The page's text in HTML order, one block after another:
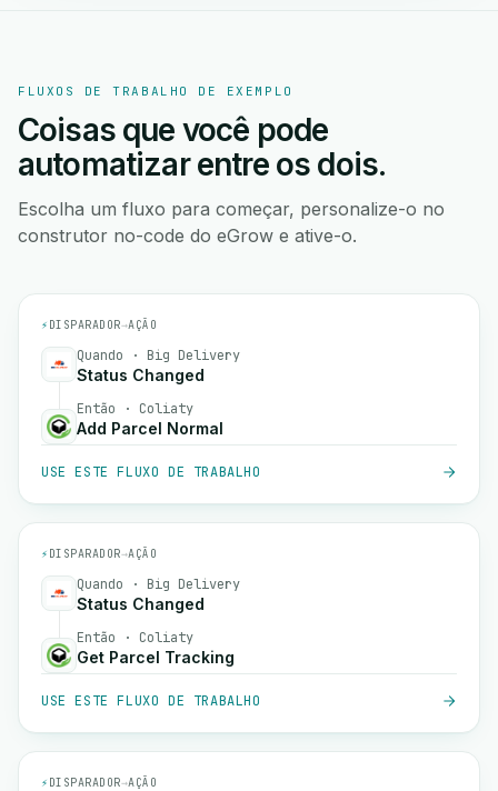
FLUXOS DE TRABALHO DE EXEMPLO
Coisas que você pode
automatizar entre os dois.
Escolha um fluxo para começar, personalize-o no
construtor no-code do eGrow e ative-o.
⚡ DISPARADOR→AÇÃO
Quando · Big Delivery
Status Changed
Então · Coliaty
Add Parcel Normal
USE ESTE FLUXO DE TRABALHO
⚡ DISPARADOR→AÇÃO
Quando · Big Delivery
Status Changed
Então · Coliaty
Get Parcel Tracking
USE ESTE FLUXO DE TRABALHO
⚡ DISPARADOR→AÇÃO